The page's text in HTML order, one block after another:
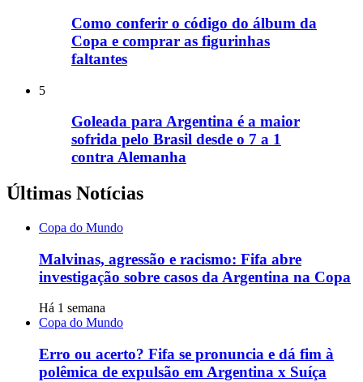
Como conferir o código do álbum da
Copa e comprar as figurinhas
faltantes
5
Goleada para Argentina é a maior
sofrida pelo Brasil desde o 7 a 1
contra Alemanha
Últimas Notícias
Copa do Mundo
Malvinas, agressão e racismo: Fifa abre
investigação sobre casos da Argentina na Copa
Há 1 semana
Copa do Mundo
Erro ou acerto? Fifa se pronuncia e dá fim à
polêmica de expulsão em Argentina x Suíça